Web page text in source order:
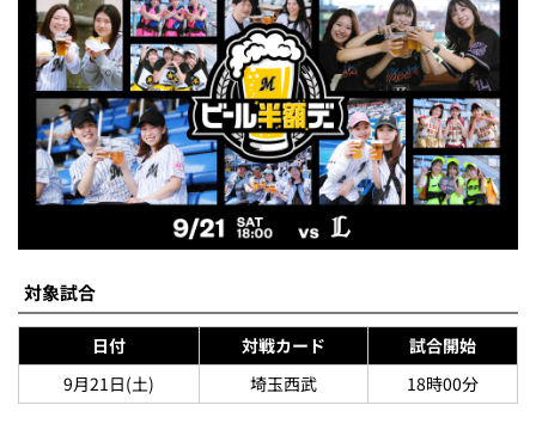
対象試合
日付 対戦カード
試合開始
9月21日(土)
埼玉西武 18時00分